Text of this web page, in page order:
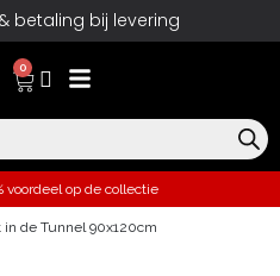
betaling bij levering
0
voordeel op de collectie
de Tunnel 90x120cm